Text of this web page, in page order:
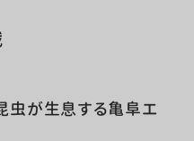
虫が生息する亀阜エ